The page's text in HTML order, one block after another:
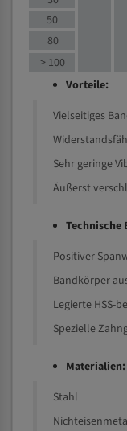
50
80
> 100
Vorteile:
Vielseitiges
Sehr geringe
Äußerst
Technische
Positiver
Bandkörper
Legierte HSS-
Spezielle
Materialien:
Stahl